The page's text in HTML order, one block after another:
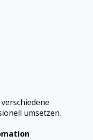
umsetzen.